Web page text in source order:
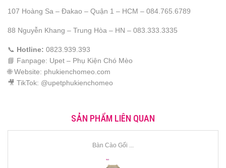
107 Hoàng Sa – Đakao – Quận 1 – HCM – 084.765.6789
88 Nguyễn Khang – Trung Hòa – HN – 083.333.3335
📞 Hotline: 0823.939.393
📘 Fanpage: Upet – Phụ Kiện Chó Mèo
🌐 Website: phukienchomeo.com
🎥 TikTok: @upetphukienchomeo
SẢN PHẨM LIÊN QUAN
Bàn Cào Gối ...